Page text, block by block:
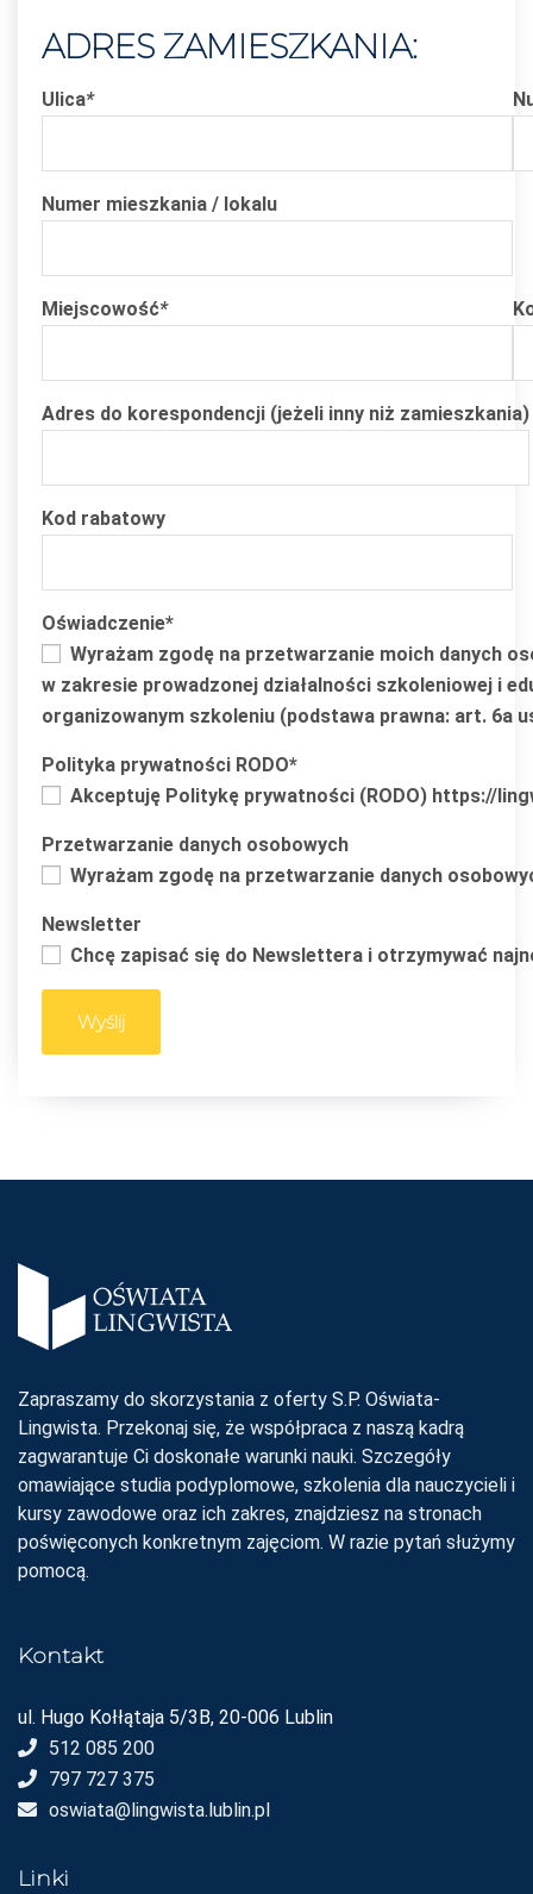
ADRES ZAMIESZKANIA:
Ulica*
Numer mieszkania / lokalu
Miejscowość*
Adres do korespondencji (jeżeli inny niż zamieszkania)
Kod rabatowy
Oświadczenie*
Wyrażam zgodę na przetwarzanie moich danych
w zakresie prowadzonej działalności szkoleniowej i
organizowanym szkoleniu (podstawa prawna: art. 6a
Polityka prywatności RODO*
Akceptuję Politykę prywatności (RODO) https://
Przetwarzanie danych osobowych
Wyrażam zgodę na przetwarzanie danych
Newsletter
Chcę zapisać się do Newslettera i otrzymywać
Zapraszamy do skorzystania z oferty S.P. Oświata-
Lingwista. Przekonaj się, że współpraca z naszą kadrą
zagwarantuje Ci doskonałe warunki nauki. Szczegóły
omawiające studia podyplomowe, szkolenia dla nauczycieli i
kursy zawodowe oraz ich zakres, znajdziesz na stronach
poświęconych konkretnym zajęciom. W razie pytań służymy
pomocą.
Kontakt
ul. Hugo Kołłątaja 5/3B, 20-006 Lublin
512 085 200
797 727 375
oswiata@lingwista.lublin.pl
Linki